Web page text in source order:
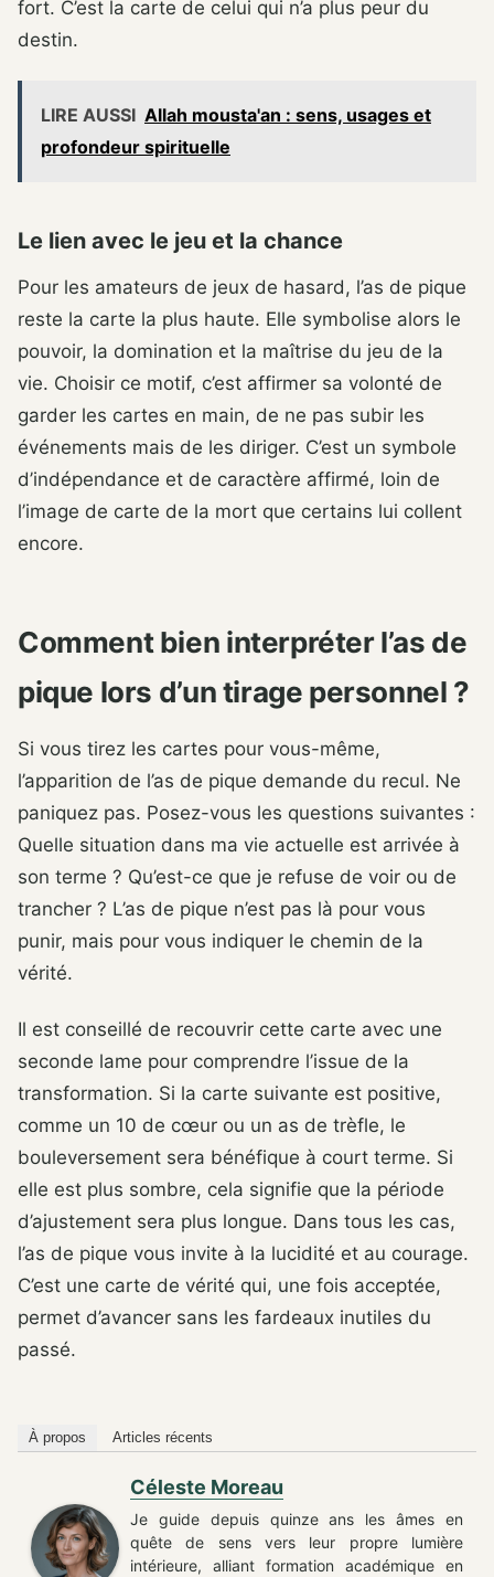
fort. C’est la carte de celui qui n’a plus peur du
destin.
LIRE AUSSI Allah mousta'an : sens, usages et
profondeur spirituelle
Le lien avec le jeu et la chance
Pour les amateurs de jeux de hasard, l’as de pique
reste la carte la plus haute. Elle symbolise alors le
pouvoir, la domination et la maîtrise du jeu de la
vie. Choisir ce motif, c’est affirmer sa volonté de
garder les cartes en main, de ne pas subir les
événements mais de les diriger. C’est un symbole
d’indépendance et de caractère affirmé, loin de
l’image de carte de la mort que certains lui collent
encore.
Comment bien interpréter l’as de
pique lors d’un tirage personnel ?
Si vous tirez les cartes pour vous-même,
l’apparition de l’as de pique demande du recul. Ne
paniquez pas. Posez-vous les questions suivantes :
Quelle situation dans ma vie actuelle est arrivée à
son terme ? Qu’est-ce que je refuse de voir ou de
trancher ? L’as de pique n’est pas là pour vous
punir, mais pour vous indiquer le chemin de la
vérité.
Il est conseillé de recouvrir cette carte avec une
seconde lame pour comprendre l’issue de la
transformation. Si la carte suivante est positive,
comme un 10 de cœur ou un as de trèfle, le
bouleversement sera bénéfique à court terme. Si
elle est plus sombre, cela signifie que la période
d’ajustement sera plus longue. Dans tous les cas,
l’as de pique vous invite à la lucidité et au courage.
C’est une carte de vérité qui, une fois acceptée,
permet d’avancer sans les fardeaux inutiles du
passé.
À propos Articles récents
Céleste Moreau
Je guide depuis quinze ans les âmes en
quête de sens vers leur propre lumière
intérieure, alliant formation académique en